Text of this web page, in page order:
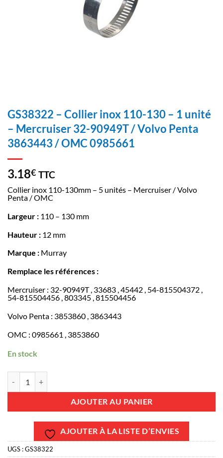
GS38322 – Collier inox 110-130 – 1 unité
– Mercruiser 32-90949T / Volvo Penta
3863443 / OMC 0985661
3.18€ TTC
Collier inox 110-130mm – 5 unités – Mercruiser / Volvo
Penta / OMC
Largeur : 110 – 130 mm
Hauteur : 12 mm
Marque : Murray
Remplace les références :
Mercruiser : 32-90949T , 33683 , 45442 , 54-815504372 ,
54-815504456 , 803345 , 815504456
Volvo Penta : 3853860 , 3863443
OMC : 0985661 , 3853860
En stock
AJOUTER AU PANIER
AJOUTER À LA LISTE D’ENVIES
UGS :GS38322